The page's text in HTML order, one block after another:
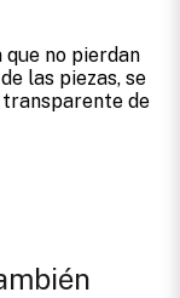
no pierdan
las piezas, se
de